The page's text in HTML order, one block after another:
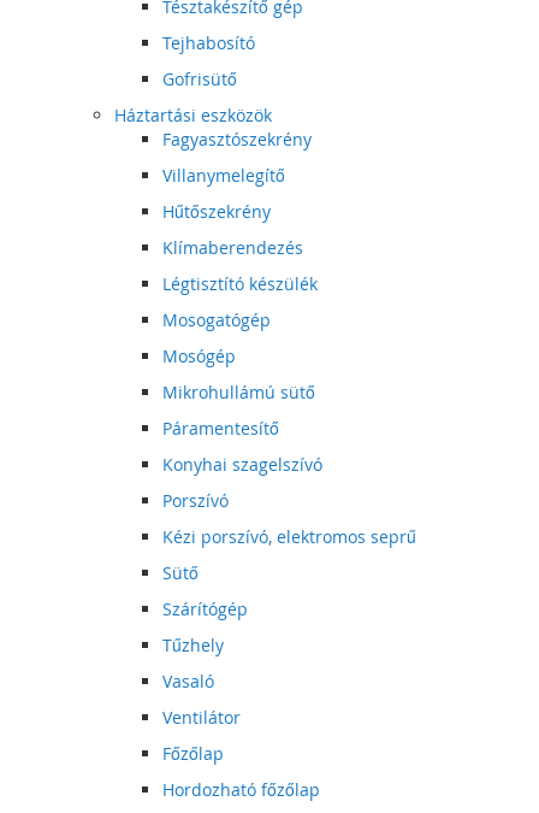
Tésztakészítő gép
Tejhabosító
Gofrisütő
Háztartási eszközök
Fagyasztószekrény
Villanymelegítő
Hűtőszekrény
Klímaberendezés
Légtisztító készülék
Mosogatógép
Mosógép
Mikrohullámú sütő
Páramentesítő
Konyhai szagelszívó
Porszívó
Kézi porszívó, elektromos seprű
Sütő
Szárítógép
Tűzhely
Vasaló
Ventilátor
Főzőlap
Hordozható főzőlap